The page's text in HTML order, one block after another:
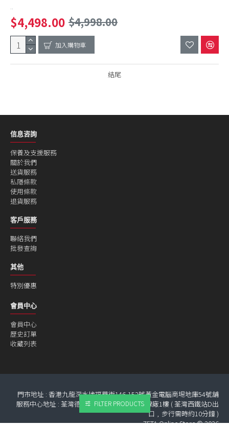
..
$4,498.00 $4,998.00
加入購物車
結尾
信息咨詢
保養及支援服務
關於我們
送貨服務
私隱條款
使用條款
退貨服務
客戶服務
聯絡我們
批發查詢
其他
特別優惠
會員中心
會員中心
歷史訂單
收藏列表
門市地址 : 香港九龍深水埗福華街146-152號黃金電腦商埸地庫54號舖
服務中心地址 : 荃灣德士古道266-270號 金泰線廠1樓 ( 荃灣西鐵站D出
口﹐步行需時約10分鐘 )
ZETA Online Store © 2026
FILTER PRODUCTS